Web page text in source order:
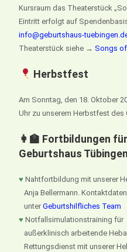
Kursraum das Theaterstück
Eintritt erfolgt auf
info@geburtshaus-
Theaterstück siehe →Songs
Herbstfest
Am Sonntag, den 18. Oktober
Uhr zu unserem Herbstfest des
👩‍🏫 Fortbildungen
Geburtshaus Tübingen
♥ Nahtfortbildung mit unserer
Anja Bellermann.
unterGeburtshilfliches Team
♥ Notfallsimulationstraining für
außerklinisch arbeitende
Rettungsdienst mit unserer